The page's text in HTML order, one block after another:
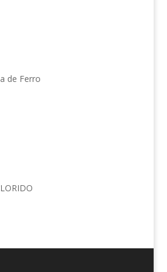
de Ferro